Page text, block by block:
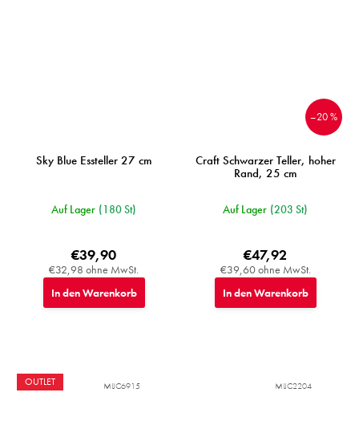
Sky Blue Essteller 27 cm
Auf Lager (180 St)
€32,98 ohne MwSt.
€39,90
In den Warenkorb
–20 %
Craft Schwarzer Teller, hoher
Rand, 25 cm
Auf Lager (203 St)
€39,60 ohne MwSt.
€47,92
In den Warenkorb
OUTLET MIJC6915 MIJC2204